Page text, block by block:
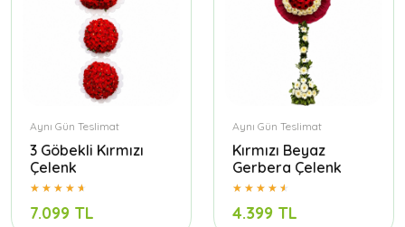
Aynı Gün Teslimat
3 Göbekli Kırmızı
Çelenk
7.099 TL
Aynı Gün Teslimat
Kırmızı Beyaz
Gerbera Çelenk
4.399 TL